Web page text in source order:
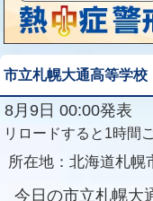
市立札幌大通高等学校
8月9日 00:00発表
リロードすると1時間
所在地： 北海道札幌
今日の市立札幌大